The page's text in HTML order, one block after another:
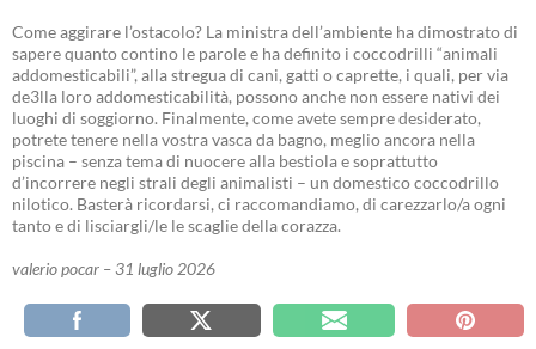
Come aggirare l’ostacolo? La ministra dell’ambiente ha dimostrato di
sapere quanto contino le parole e ha definito i coccodrilli “animali
addomesticabili”, alla stregua di cani, gatti o caprette, i quali, per via
de3lla loro addomesticabilità, possono anche non essere nativi dei
luoghi di soggiorno. Finalmente, come avete sempre desiderato,
potrete tenere nella vostra vasca da bagno, meglio ancora nella
piscina – senza tema di nuocere alla bestiola e soprattutto
d’incorrere negli strali degli animalisti – un domestico coccodrillo
nilotico. Basterà ricordarsi, ci raccomandiamo, di carezzarlo/a ogni
tanto e di lisciargli/le le scaglie della corazza.
valerio pocar – 31 luglio 2026